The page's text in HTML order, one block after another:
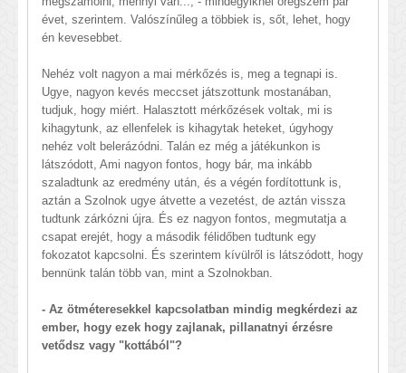
évet, szerintem. Valószínűleg a többiek is, sőt, lehet, hogy
én kevesebbet.
Nehéz volt nagyon a mai mérkőzés is, meg a tegnapi is.
Ugye, nagyon kevés meccset játszottunk mostanában,
tudjuk, hogy miért. Halasztott mérkőzések voltak, mi is
kihagytunk, az ellenfelek is kihagytak heteket, úgyhogy
nehéz volt belerázódni. Talán ez még a játékunkon is
látszódott, Ami nagyon fontos, hogy bár, ma inkább
szaladtunk az eredmény után, és a végén fordítottunk is,
aztán a Szolnok ugye átvette a vezetést, de aztán vissza
tudtunk zárkózni újra. És ez nagyon fontos, megmutatja a
csapat erejét, hogy a második félidőben tudtunk egy
fokozatot kapcsolni. És szerintem kívülről is látszódott, hogy
bennünk talán több van, mint a Szolnokban.
- Az ötméteresekkel kapcsolatban mindig megkérdezi az
ember, hogy ezek hogy zajlanak, pillanatnyi érzésre
vetődsz vagy "kottából"?